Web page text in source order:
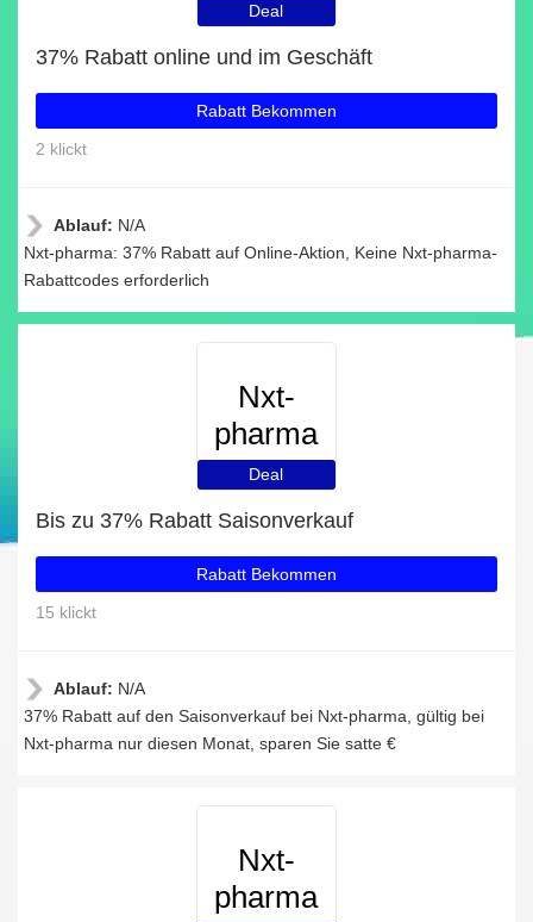
Deal
37% Rabatt online und im Geschäft
Rabatt Bekommen
2 klickt
Ablauf: N/A
Nxt-pharma: 37% Rabatt auf Online-Aktion, Keine Nxt-pharma-
Rabattcodes erforderlich
Nxt-
pharma
Deal
Bis zu 37% Rabatt Saisonverkauf
Rabatt Bekommen
15 klickt
Ablauf: N/A
37% Rabatt auf den Saisonverkauf bei Nxt-pharma, gültig bei
Nxt-pharma nur diesen Monat, sparen Sie satte €
Nxt-
pharma